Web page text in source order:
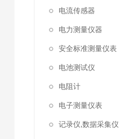
电流传感器
电力测量仪器
安全标准测量仪表
电池测试仪
电阻计
电子测量仪表
记录仪,数据采集仪